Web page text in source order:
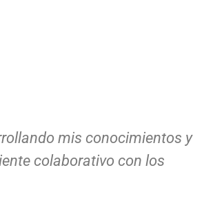
mis conocimientos y
colaborativo con los